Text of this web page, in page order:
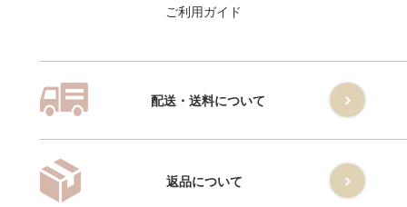
ご利用ガイド
配送・送料について
返品について